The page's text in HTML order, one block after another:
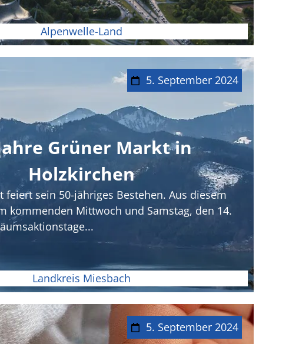
Alpenwelle-Land
5. September 2024
Grüner Markt in
Holzkirchen
feiert sein 50-jähriges Bestehen. Aus diesem
kommenden Mittwoch und Samstag, den 14.
Landkreis Miesbach
5. September 2024